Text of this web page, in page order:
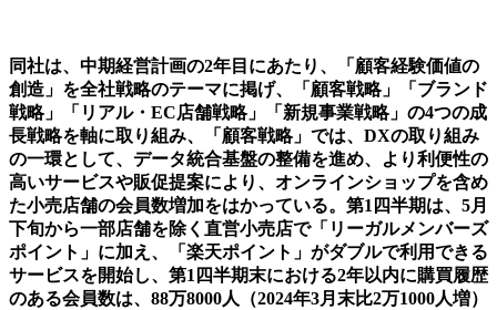
同社は、中期経営計画の2年目にあたり、「顧客経験価値の
創造」を全社戦略のテーマに掲げ、「顧客戦略」「ブランド
戦略」「リアル・EC店舗戦略」「新規事業戦略」の4つの成
長戦略を軸に取り組み、「顧客戦略」では、DXの取り組み
の一環として、データ統合基盤の整備を進め、より利便性の
高いサービスや販促提案により、オンラインショップを含め
た小売店舗の会員数増加をはかっている。第1四半期は、5月
下旬から一部店舗を除く直営小売店で「リーガルメンバーズ
ポイント」に加え、「楽天ポイント」がダブルで利用できる
サービスを開始し、第1四半期末における2年以内に購買履歴
のある会員数は、88万8000人（2024年3月末比2万1000人増）